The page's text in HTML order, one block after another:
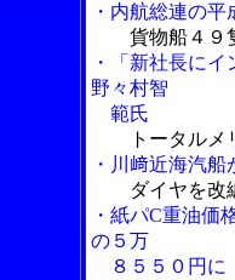
・内航総連の
貨物船４９
・「新社長に
野々村智
範氏
トータル
・川﨑近海汽
ダイヤを改
・紙パC重油価
の５万
８５５０円に